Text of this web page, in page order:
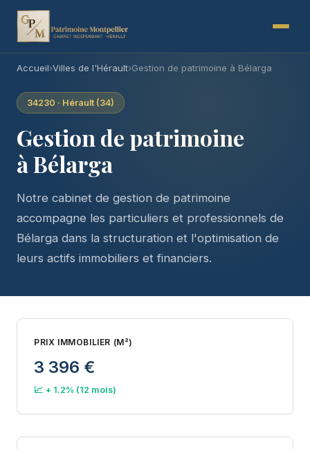
Accueil›Villes de l'Hérault›Gestion de patrimoine à Bélarga
34230 · Hérault (34)
Gestion de patrimoine
à Bélarga
Notre cabinet de gestion de patrimoine
accompagne les particuliers et professionnels de
Bélarga dans la structuration et l'optimisation de
leurs actifs immobiliers et financiers.
PRIX IMMOBILIER (M²)
3 396 €
📈 + 1.2% (12 mois)